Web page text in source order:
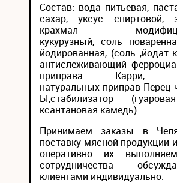
Состав: вода питьевая,
сахар, уксус спиртовой,
крахмал
кукурузный, соль
йодированная, (соль ,йодат
антислеживающий
приправа Карри,
натуральных приправ Перец
БГ,стабилизатор
ксантановая камедь).
Принимаем заказы в
поставку мясной продукции
оперативно их
сотрудничества
клиентами индивидуально.